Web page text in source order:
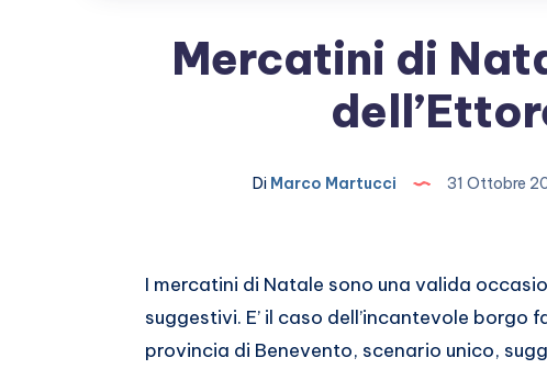
Mercatini di
DiMarco Martucci 31 Ottobre
Condividi
Condividi
I mercatini di Natale sono una valida
suggestivi. E’ il caso dell’incantevole borgo
provincia di Benevento, scenario unico,